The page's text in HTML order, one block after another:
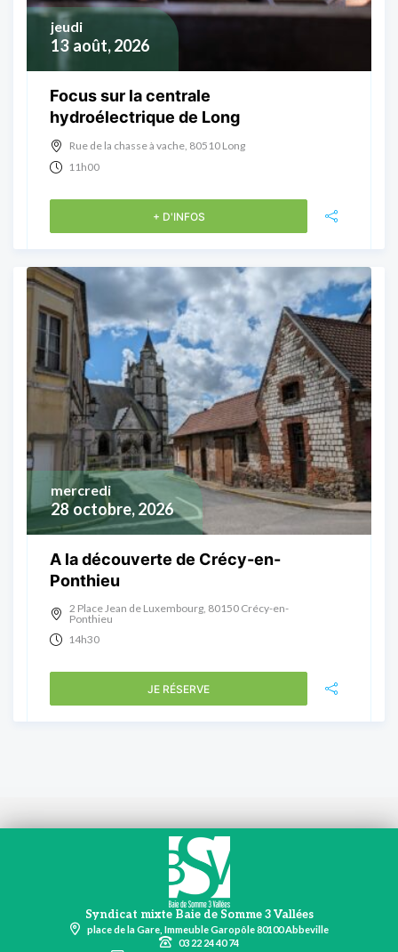
13 août, 2026
jeudi
Focus sur la centrale
hydroélectrique de Long
Rue de la chasse à vache, 80510 Long
11h00
+ D'INFOS
28 octobre, 2026
mercredi
A la découverte de Crécy-en-
Ponthieu
2 Place Jean de Luxembourg, 80150 Crécy-en-
Ponthieu
14h30
JE RÉSERVE
Syndicat mixte Baie de Somme 3 Vallées
place de la Gare, Immeuble Garopôle 80100 Abbeville
03 22 24 40 74